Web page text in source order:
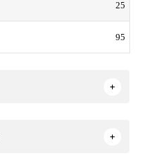
25
95